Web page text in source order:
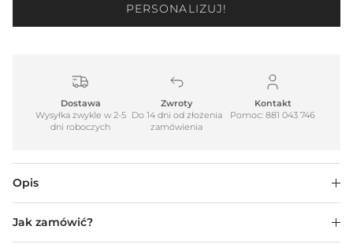
PERSONALIZUJ!
Dostawa
Wysyłka zwykle w 2-5
dni roboczych
Zwroty
Do 14 dni od złożenia
zamówienia
Kontakt
Pomoc: 881 043 746
Opis
Jak zamówić?